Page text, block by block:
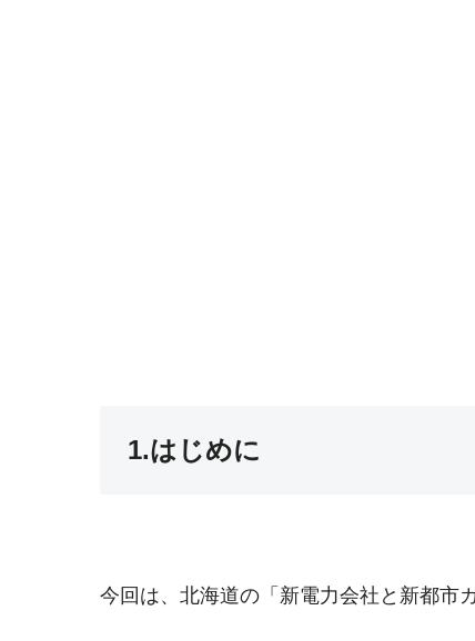
1.はじめに
今回は、北海道の「新電力会社と新都市